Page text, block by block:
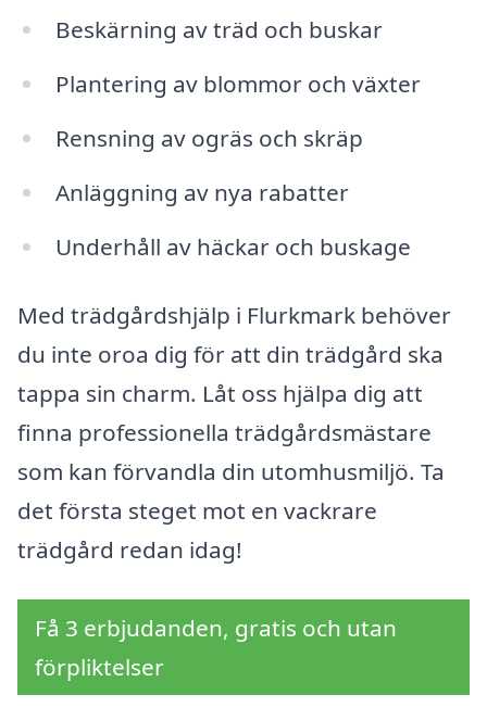
Beskärning av träd och buskar
Plantering av blommor och växter
Rensning av ogräs och skräp
Anläggning av nya rabatter
Underhåll av häckar och buskage
Med trädgårdshjälp i Flurkmark behöver
du inte oroa dig för att din trädgård ska
tappa sin charm. Låt oss hjälpa dig att
finna professionella trädgårdsmästare
som kan förvandla din utomhusmiljö. Ta
det första steget mot en vackrare
trädgård redan idag!
Få 3 erbjudanden, gratis och utan
förpliktelser